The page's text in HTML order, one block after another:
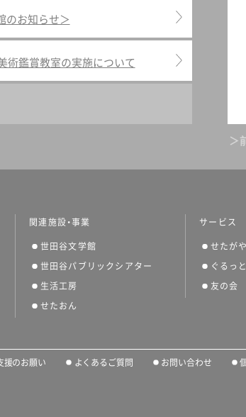
のお知らせ＞
術鑑賞教室の実施について
＞
関連施設・事業
世田谷文学館
世田谷パブリックシアター
生活工房
せたおん
サービス
せたが
ぐるっ
友の会
援のお願い よくあるご質問 お問い合わせ